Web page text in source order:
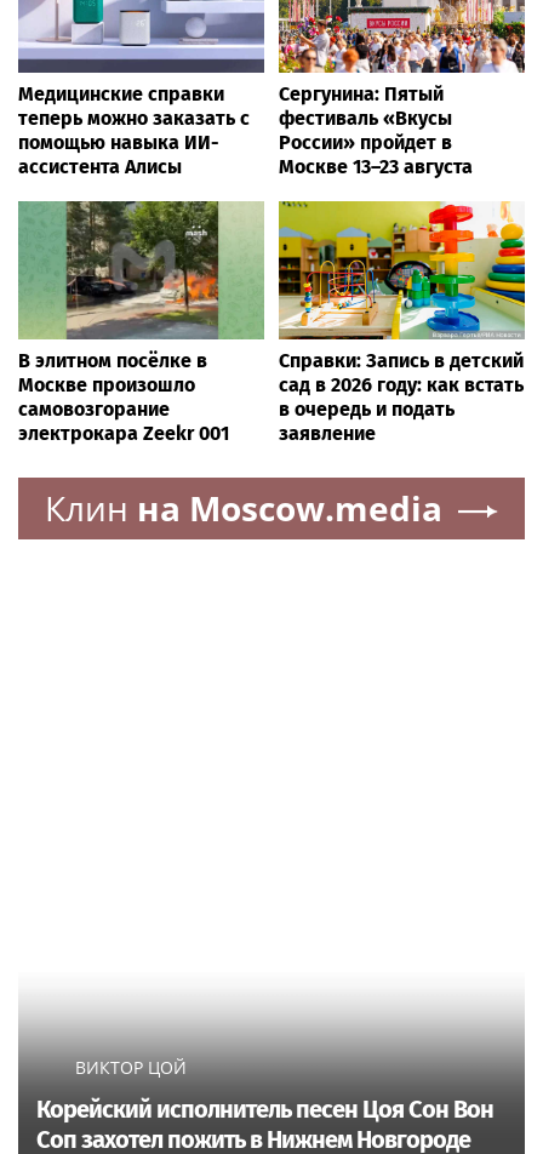
Медицинские справки
теперь можно заказать с
помощью навыка ИИ-
ассистента Алисы
Сергунина: Пятый
фестиваль «Вкусы
России» пройдет в
Москве 13–23 августа
В элитном посёлке в
Москве произошло
самовозгорание
электрокара Zeekr 001
Справки: Запись в детский
сад в 2026 году: как встать
в очередь и подать
заявление
Клин на Moscow.media
ВИКТОР ЦОЙ
Корейский исполнитель песен Цоя Сон Вон
Соп захотел пожить в Нижнем Новгороде